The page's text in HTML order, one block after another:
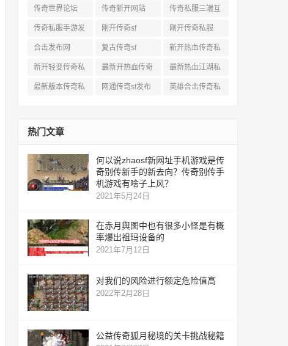
网
传奇世界论坛 传奇新开网站
传奇私服三端互
通
传奇私服手游发
布网三端
刚开传奇sf 刚开传奇私服
合击发布网 复古传奇sf
新开热血传奇私
服网
新开轻变传奇私
服
最新开热血传奇
私服
最新热血江湖私
服
最新版本传奇私
网通传奇sf发布
英雄合击传奇私
热门文章
何以说zhaosf新网址手机游戏是传
奇别传新手的新去向？传奇别传手
机游戏有啥子上风？
2021年5月24日
在赤月舆图中也有很多小怪是有概
率爆出祖玛设备的
2021年7月12日
对我们的风险进行额定危险值高
2022年2月28日
公益传奇狐月秘境的关卡挑战秘籍